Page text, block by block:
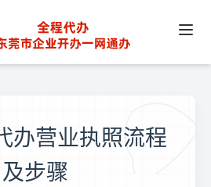
办营业执照流程
及步骤